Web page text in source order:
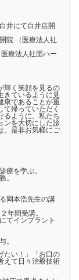
井にて白井店開
院 （医療法人社
療法人社団ハー
輝く笑顔を見るの
きているように見
康であることが重
帰っていただく
るように。私たち
ンを大切にした診
、是非お気軽にご
療を学ぶ。
。
岡本浩先生の講
年間受講。
てインプラント
。
たい！」「お口の
えて日々治療技術